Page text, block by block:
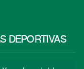
DEPORTIVAS